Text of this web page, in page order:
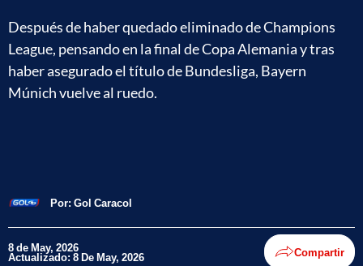
Después de haber quedado eliminado de Champions
League, pensando en la final de Copa Alemania y tras
haber asegurado el título de Bundesliga, Bayern
Múnich vuelve al ruedo.
Por: Gol Caracol
8 de May, 2026
Actualizado: 8 De May, 2026 Compartir